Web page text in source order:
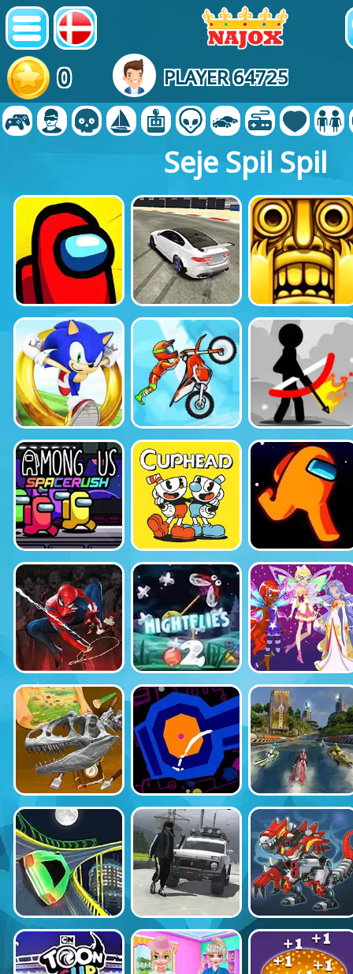
0 PLAYER 64725
Seje Spil Spil